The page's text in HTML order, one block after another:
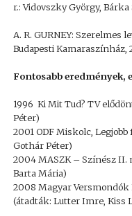
r.: Vidovszky György,
A. R. GURNEY: Szerelmes
Budapesti Kamaraszínház,
Fontosabb eredmények,
1996 Ki Mit Tud? TV
Péter)
2001 ODF Miskolc,
Gothár Péter)
2004 MASZK – Színész II.
Barta Mária)
2008 Magyar Versmondók
(átadták: Lutter Imre, Kiss